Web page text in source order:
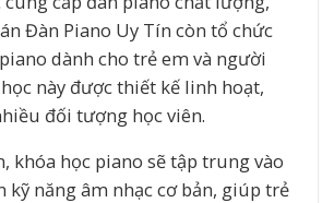
Đàn Piano Uy Tín còn tổ chức
dành cho trẻ em và người
này được thiết kế linh hoạt,
đối tượng học viên.
khóa học piano sẽ tập trung vào
kỹ năng âm nhạc cơ bản, giúp trẻ